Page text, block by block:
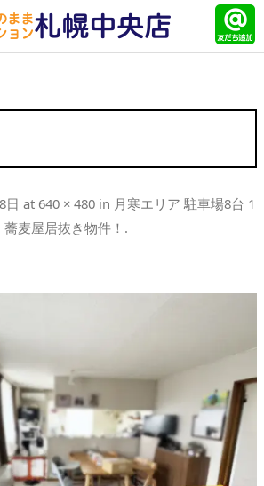
日 at 640 × 480 in 月寒エリア 駐車場8台 1
麦屋居抜き物件！ .